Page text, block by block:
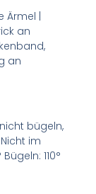
|
an
an
bügeln,
im
110°